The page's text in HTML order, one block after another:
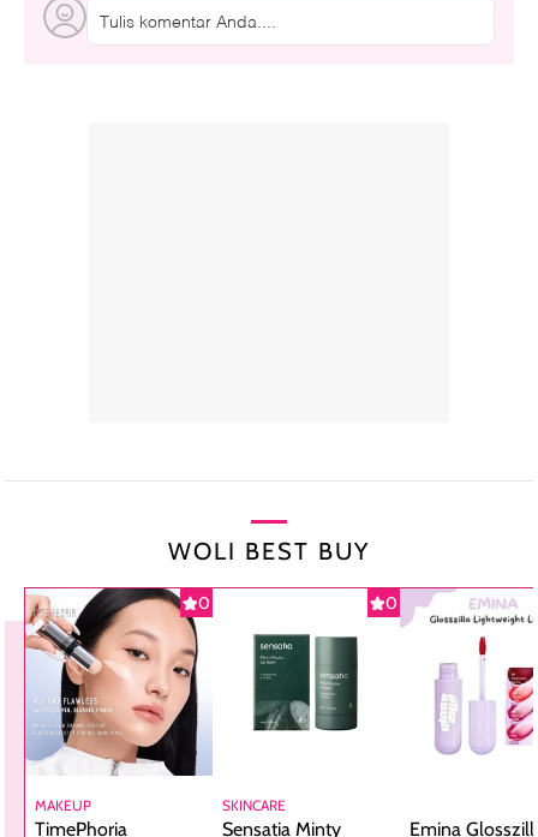
Tulis komentar Anda....
WOLI BEST BUY
0
MAKEUP
TimePhoria
0
SKINCARE
Sensatia Minty Emina